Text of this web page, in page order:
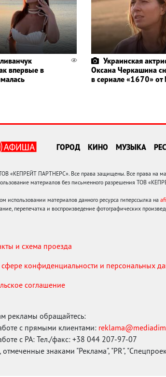
впервые в
Украинская
Оксана Черкашина
в сериале «1670» от
ГОРОД КИНО МУЗЫКА
«КЕПРЕЙТ ПАРТНЕРС». Все права защищены. Все права на
материалов без письменного разрешения ТОВ
использовании материалов данного ресурса гиперссылка на
перепечатка и воспроизведение фотографических
и схема проезда
сфере конфиденциальности и персональных
соглашение
рекламы обращайтесь:
с прямыми клиентами:
с РА: Тел./факс: +38 044 207-97-07
знаками "Реклама", "PR",